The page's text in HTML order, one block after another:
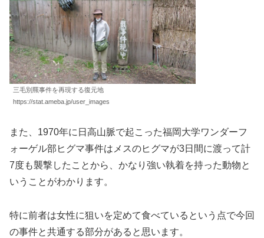
三毛別羆事件を再現する復元地
https://stat.ameba.jp/user_images
また、1970年に日高山脈で起こった福岡大学ワンダーフ
ォーゲル部ヒグマ事件はメスのヒグマが3日間に渡って計
7度も襲撃したことから、かなり強い執着を持った動物と
いうことがわかります。
特に前者は女性に狙いを定めて食べているという点で今回
の事件と共通する部分があると思います。